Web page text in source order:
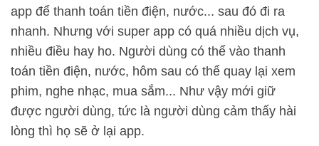
app để thanh toán tiền điện, nước... sau đó đi ra
nhanh. Nhưng với super app có quá nhiều dịch vụ,
nhiều điều hay ho. Người dùng có thể vào thanh
toán tiền điện, nước, hôm sau có thể quay lại xem
phim, nghe nhạc, mua sắm... Như vậy mới giữ
được người dùng, tức là người dùng cảm thấy hài
lòng thì họ sẽ ở lại app.